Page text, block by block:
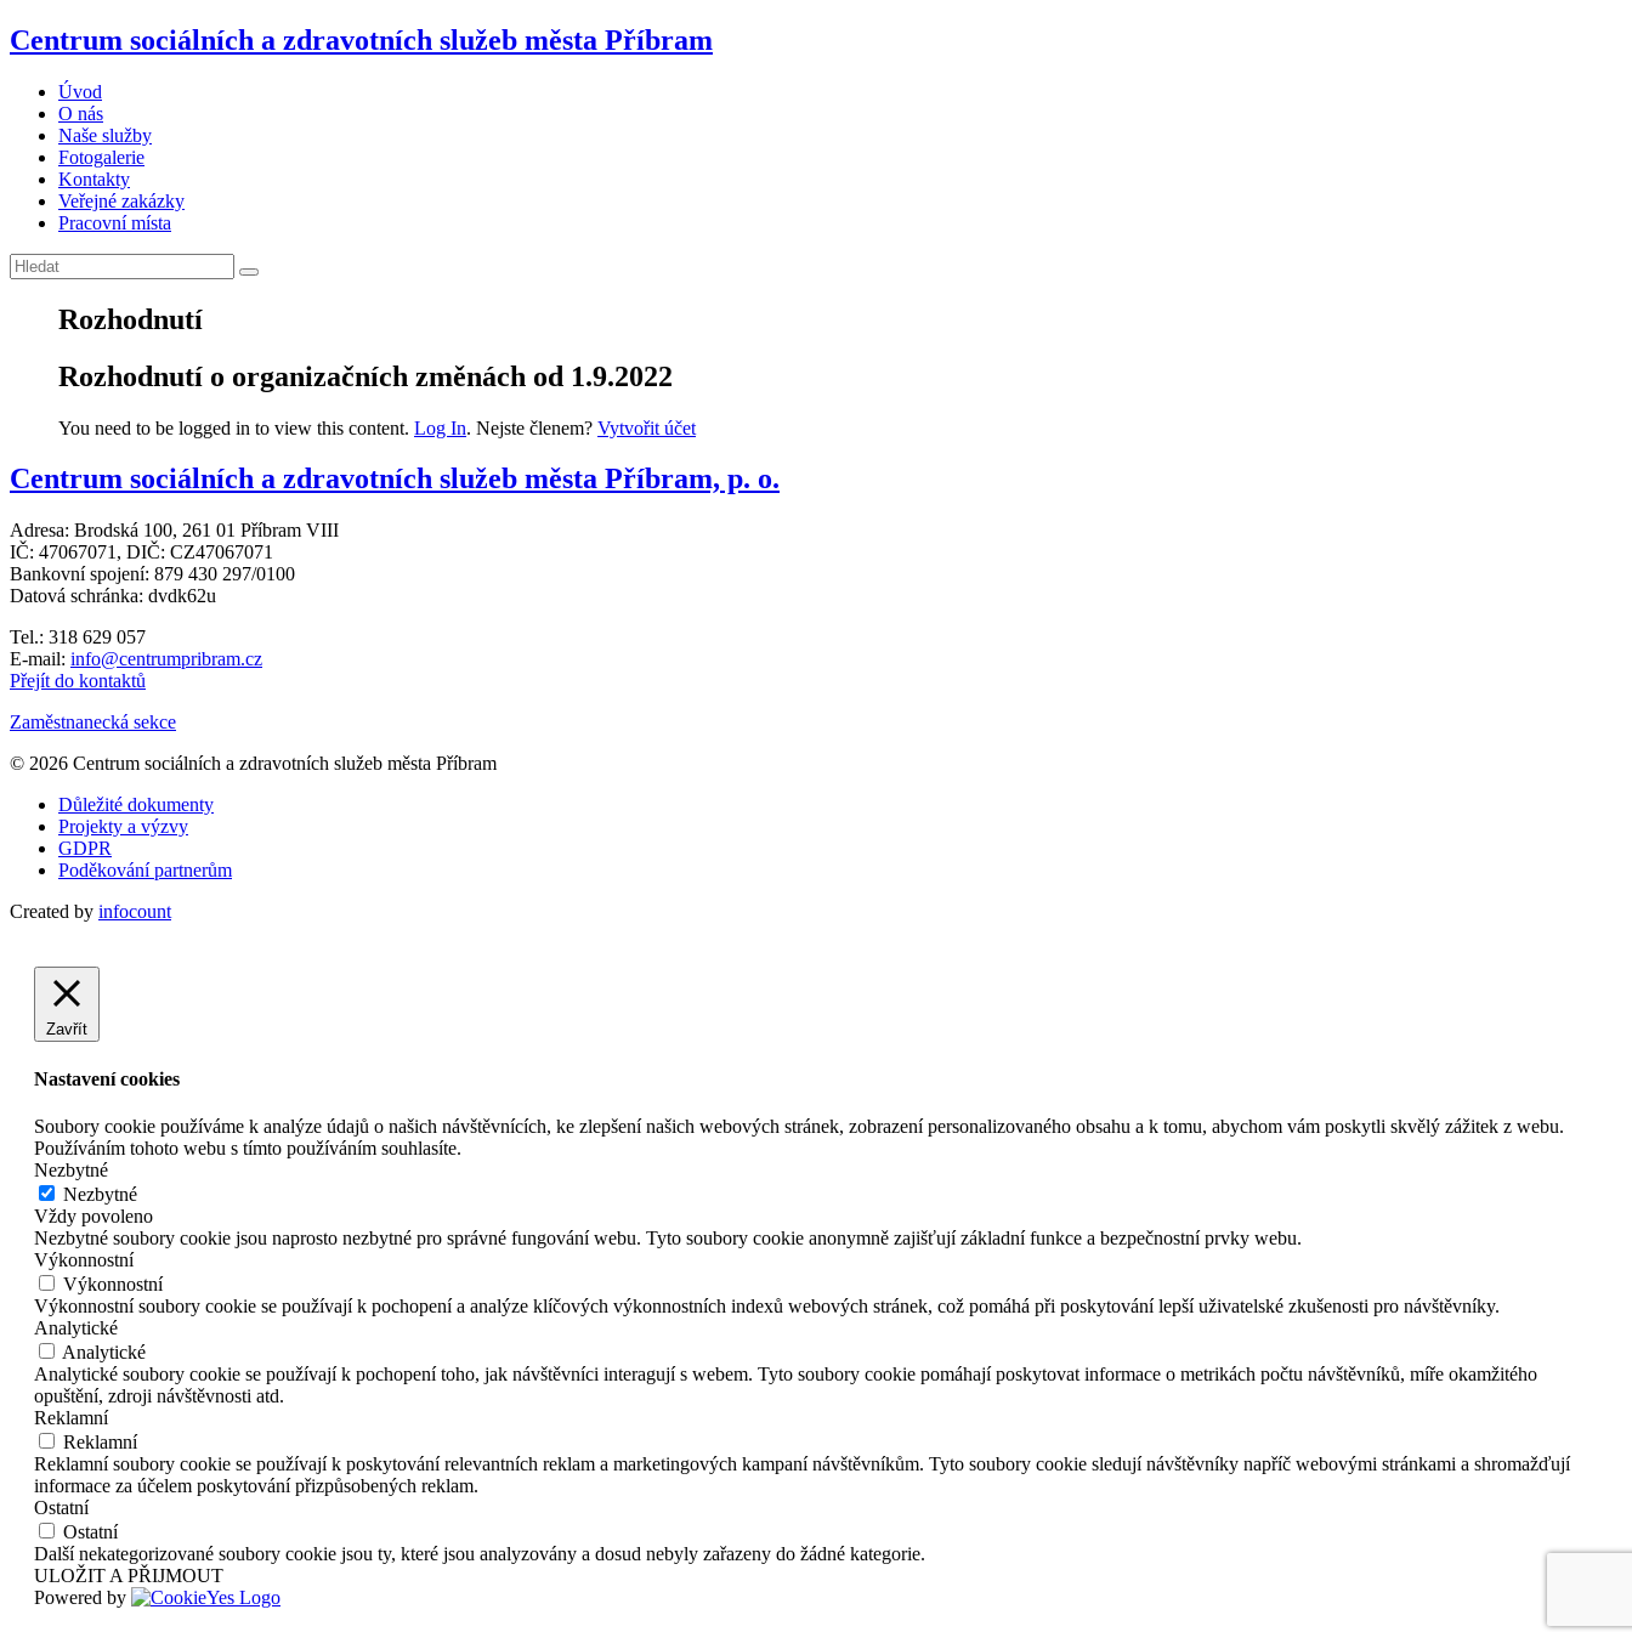
Centrum sociálních a zdravotních služeb města Příbram
Úvod
O nás
Naše služby
Fotogalerie
Kontakty
Veřejné zakázky
Pracovní místa
Rozhodnutí
Rozhodnutí o organizačních změnách od 1.9.2022
You need to be logged in to view this content. Log In. Nejste členem? Vytvořit účet
Centrum sociálních a zdravotních služeb města Příbram, p. o.
Adresa: Brodská 100, 261 01 Příbram VIII
IČ: 47067071, DIČ: CZ47067071
Bankovní spojení: 879 430 297/0100
Datová schránka: dvdk62u
Tel.: 318 629 057
E-mail: info@centrumpribram.cz
Přejít do kontaktů
Zaměstnanecká sekce
© 2026 Centrum sociálních a zdravotních služeb města Příbram
Důležité dokumenty
Projekty a výzvy
GDPR
Poděkování partnerům
Created by infocount
Zavřít
Nastavení cookies
Soubory cookie používáme k analýze údajů o našich návštěvnících, ke zlepšení našich webových stránek, zobrazení personalizovaného obsahu a k tomu, abychom vám poskytli skvělý zážitek z webu.
Používáním tohoto webu s tímto používáním souhlasíte.
Nezbytné
Nezbytné
Vždy povoleno
Nezbytné soubory cookie jsou naprosto nezbytné pro správné fungování webu. Tyto soubory cookie anonymně zajišťují základní funkce a bezpečnostní prvky webu.
Výkonnostní
Výkonnostní
Výkonnostní soubory cookie se používají k pochopení a analýze klíčových výkonnostních indexů webových stránek, což pomáhá při poskytování lepší uživatelské zkušenosti pro návštěvníky.
Analytické
Analytické
Analytické soubory cookie se používají k pochopení toho, jak návštěvníci interagují s webem. Tyto soubory cookie pomáhají poskytovat informace o metrikách počtu návštěvníků, míře okamžitého
opuštění, zdroji návštěvnosti atd.
Reklamní
Reklamní
Reklamní soubory cookie se používají k poskytování relevantních reklam a marketingových kampaní návštěvníkům. Tyto soubory cookie sledují návštěvníky napříč webovými stránkami a shromažďují
informace za účelem poskytování přizpůsobených reklam.
Ostatní
Ostatní
Další nekategorizované soubory cookie jsou ty, které jsou analyzovány a dosud nebyly zařazeny do žádné kategorie.
ULOŽIT A PŘIJMOUT
Powered by